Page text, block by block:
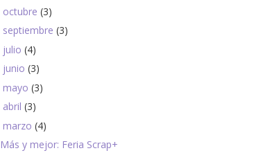
octubre (3)
septiembre (3)
julio (4)
junio (3)
mayo (3)
abril (3)
marzo (4)
Más y mejor: Feria Scrap+